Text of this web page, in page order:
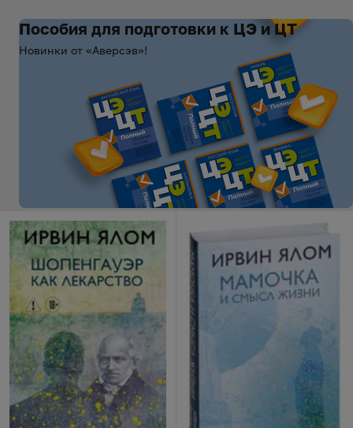
Пособия для подготовки к ЦЭ и ЦТ
Новинки от «Аверсэв»!